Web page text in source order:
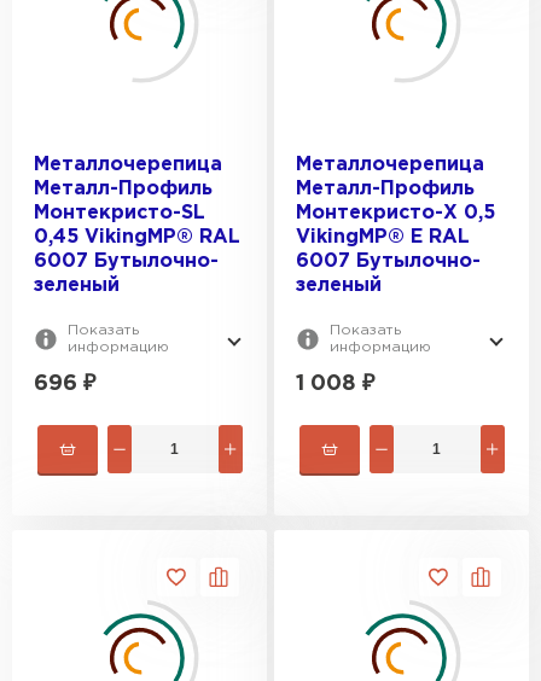
Металлочерепица
Металл-Профиль
Монтекристо-SL
0,45 VikingMP® RAL
6007 Бутылочно-
зеленый
Показать
информацию
696 ₽
Металлочерепица
Металл-Профиль
Монтекристо-X 0,5
VikingMP® E RAL
6007 Бутылочно-
зеленый
Показать
информацию
1 008 ₽